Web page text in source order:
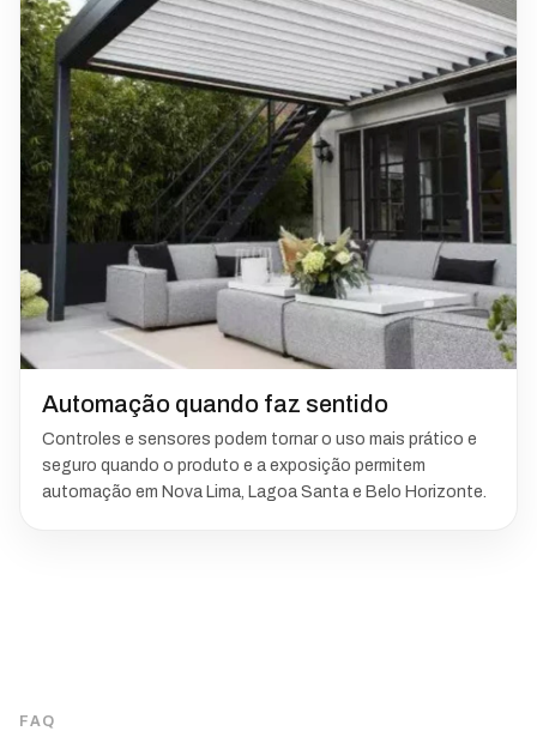
Automação quando faz sentido
Controles e sensores podem tornar o uso mais prático e
seguro quando o produto e a exposição permitem
automação em Nova Lima, Lagoa Santa e Belo Horizonte.
FAQ